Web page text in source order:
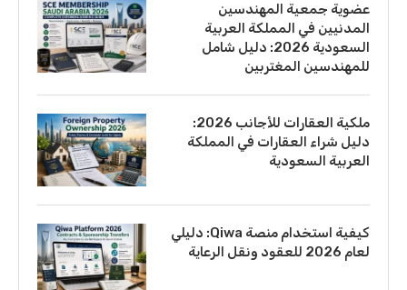
عضوية جمعية المهندسين
المدنيين في المملكة العربية
السعودية 2026: دليل شامل
للمهندسين المغتربين
ملكية العقارات للأجانب 2026:
دليل شراء العقارات في المملكة
العربية السعودية
كيفية استخدام منصة Qiwa: دليلي
لعام 2026 للعقود ونقل الرعاية